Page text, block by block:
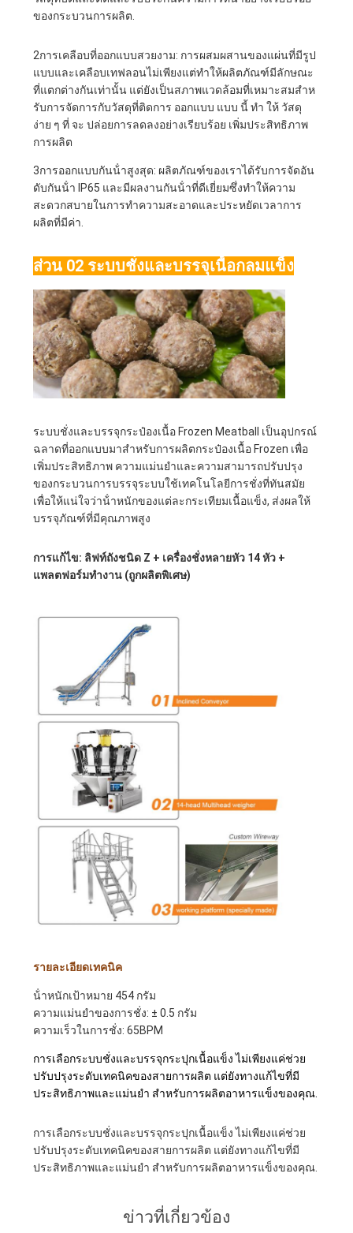
ของกระบวนการผลิต.
2การเคลือบที่ออกแบบสวยงาม: การผสมผสานของแผ่นที่มีรูป
แบบและเคลือบเทฟลอนไม่เพียงแต่ทําให้ผลิตภัณฑ์มีลักษณะ
ที่แตกต่างกันเท่านั้น แต่ยังเป็นสภาพแวดล้อมที่เหมาะสมสําห
รับการจัดการกับวัสดุที่ติดการ ออกแบบ แบบ นี้ ทํา ให้ วัสดุ
ง่าย ๆ ที่ จะ ปล่อยการลดลงอย่างเรียบร้อย เพิ่มประสิทธิภาพ
การผลิต
3การออกแบบกันน้ําสูงสุด: ผลิตภัณฑ์ของเราได้รับการจัดอัน
ดับกันน้ํา IP65 และมีผลงานกันน้ําที่ดีเยี่ยมซึ่งทําให้ความ
สะดวกสบายในการทําความสะอาดและประหยัดเวลาการ
ผลิตที่มีค่า.
ส่วน 02 ระบบชั่งและบรรจุเนื้อกลมแข็ง
ระบบชั่งและบรรจุกระป๋องเนื้อ Frozen Meatball เป็นอุปกรณ์
ฉลาดที่ออกแบบมาสําหรับการผลิตกระป๋องเนื้อ Frozen เพื่อ
เพิ่มประสิทธิภาพ ความแม่นยําและความสามารถปรับปรุง
ของกระบวนการบรรจุระบบใช้เทคโนโลยีการชั่งที่ทันสมัย
เพื่อให้แน่ใจว่าน้ําหนักของแต่ละกระเทียมเนื้อแข็ง, ส่งผลให้
บรรจุภัณฑ์ที่มีคุณภาพสูง
การแก้ไข: ลิฟท์ถังชนิด Z + เครื่องชั่งหลายหัว 14 หัว +
แพลตฟอร์มทํางาน (ถูกผลิตพิเศษ)
รายละเอียดเทคนิค
น้ําหนักเป้าหมาย 454 กรัม
ความแม่นยําของการชั่ง: ± 0.5 กรัม
ความเร็วในการชั่ง: 65BPM
การเลือกระบบชั่งและบรรจุกระปุกเนื้อแข็ง ไม่เพียงแค่ช่วย
ปรับปรุงระดับเทคนิคของสายการผลิต แต่ยังทางแก้ไขที่มี
ประสิทธิภาพและแม่นยํา สําหรับการผลิตอาหารแข็งของคุณ.
การเลือกระบบชั่งและบรรจุกระปุกเนื้อแข็ง ไม่เพียงแค่ช่วย
ปรับปรุงระดับเทคนิคของสายการผลิต แต่ยังทางแก้ไขที่มี
ประสิทธิภาพและแม่นยํา สําหรับการผลิตอาหารแข็งของคุณ.
ข่าวที่เกี่ยวข้อง